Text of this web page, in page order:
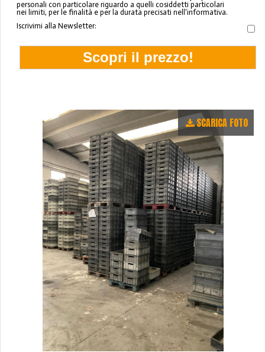
personali con particolare riguardo a quelli cosiddetti particolari
nei limiti, per le finalità e per la durata precisati nell'informativa.
Iscrivimi alla Newsletter:
SCARICA FOTO